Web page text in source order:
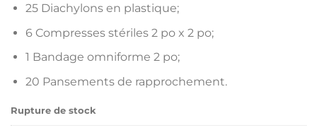
25 Diachylons en plastique;
6 Compresses stériles 2 po x 2 po;
1 Bandage omniforme 2 po;
20 Pansements de rapprochement.
Rupture de stock